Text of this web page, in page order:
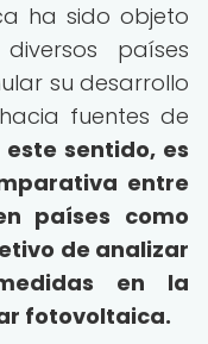
ha sido objeto
países
su desarrollo
fuentes de
este sentido, es
entre
países como
de analizar
en la
fotovoltaica.